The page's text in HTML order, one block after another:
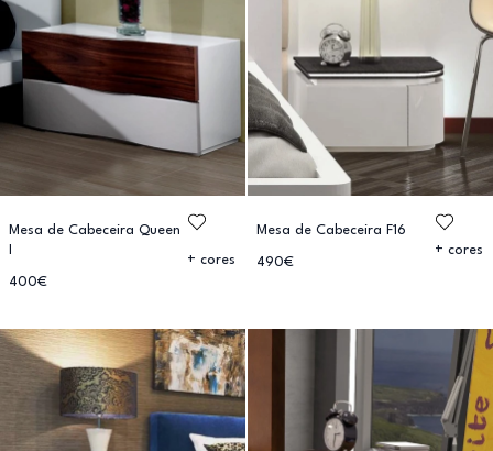
Mesa de Cabeceira Queen
400€
+ cores
Mesa de Cabeceira F16
490€
+ cores